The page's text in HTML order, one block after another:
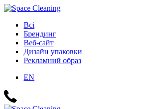
Всі
Брендинг
Веб-сайт
Дизайн упаковки
Рекламний образ
EN